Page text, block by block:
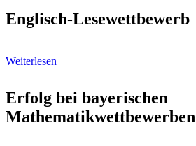
Englisch-Lesewettbewerb
Weiterlesen
Erfolg bei bayerischen
Mathematikwettbewerben